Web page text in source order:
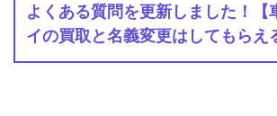
よくある質問を更新しました！【
イの買取と名義変更はしてもらえ